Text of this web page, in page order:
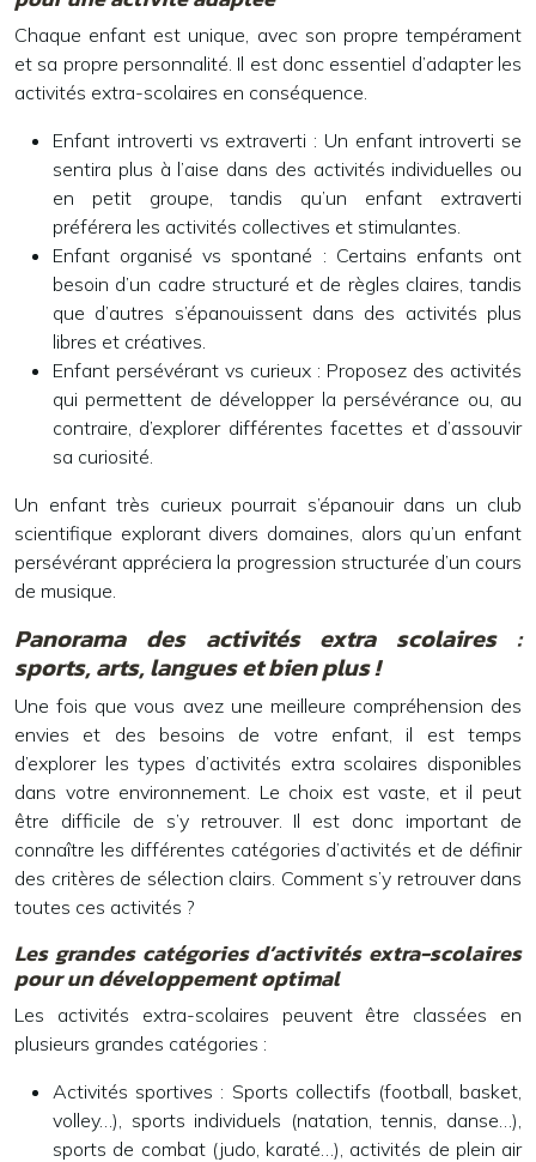
Chaque enfant est unique, avec son propre tempérament
et sa propre personnalité. Il est donc essentiel d’adapter les
activités extra-scolaires en conséquence.
Enfant introverti vs extraverti : Un enfant introverti se
sentira plus à l’aise dans des activités individuelles ou
en petit groupe, tandis qu’un enfant extraverti
préférera les activités collectives et stimulantes.
Enfant organisé vs spontané : Certains enfants ont
besoin d’un cadre structuré et de règles claires, tandis
que d’autres s’épanouissent dans des activités plus
libres et créatives.
Enfant persévérant vs curieux : Proposez des activités
qui permettent de développer la persévérance ou, au
contraire, d’explorer différentes facettes et d’assouvir
sa curiosité.
Un enfant très curieux pourrait s’épanouir dans un club
scientifique explorant divers domaines, alors qu’un enfant
persévérant appréciera la progression structurée d’un cours
de musique.
Panorama des activités extra scolaires :
sports, arts, langues et bien plus !
Une fois que vous avez une meilleure compréhension des
envies et des besoins de votre enfant, il est temps
d’explorer les types d’activités extra scolaires disponibles
dans votre environnement. Le choix est vaste, et il peut
être difficile de s’y retrouver. Il est donc important de
connaître les différentes catégories d’activités et de définir
des critères de sélection clairs. Comment s’y retrouver dans
toutes ces activités ?
Les grandes catégories d’activités extra-scolaires
pour un développement optimal
Les activités extra-scolaires peuvent être classées en
plusieurs grandes catégories :
Activités sportives : Sports collectifs (football, basket,
volley…), sports individuels (natation, tennis, danse…),
sports de combat (judo, karaté…), activités de plein air